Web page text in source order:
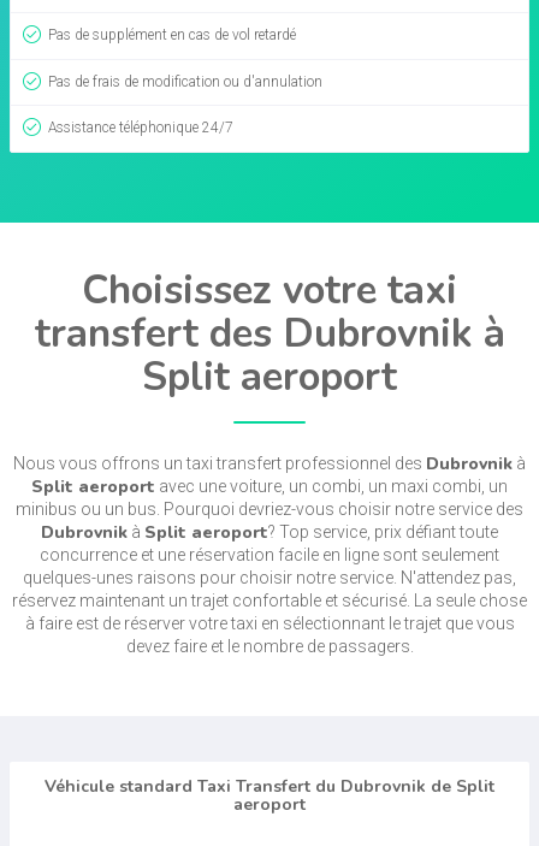
Pas de supplément en cas de vol retardé
Pas de frais de modification ou d'annulation
Assistance téléphonique 24/7
Choisissez votre taxi
transfert des Dubrovnik à
Split aeroport
Nous vous offrons un taxi transfert professionnel des Dubrovnik à
Split aeroport avec une voiture, un combi, un maxi combi, un
minibus ou un bus. Pourquoi devriez-vous choisir notre service des
Dubrovnik à Split aeroport? Top service, prix défiant toute
concurrence et une réservation facile en ligne sont seulement
quelques-unes raisons pour choisir notre service. N'attendez pas,
réservez maintenant un trajet confortable et sécurisé. La seule chose
à faire est de réserver votre taxi en sélectionnant le trajet que vous
devez faire et le nombre de passagers.
Véhicule standard Taxi Transfert du Dubrovnik de Split
aeroport